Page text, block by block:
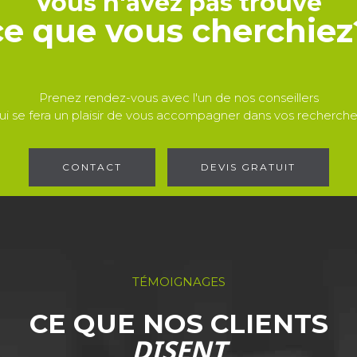
que vous
Prenez rendez-vous avec l'un de nos conseillers
se fera un plaisir de vous accompagner dans vos
CONTACT DEVIS GRATUIT
TÉMOIGNAGES
CE QUE NOS CLIENTS